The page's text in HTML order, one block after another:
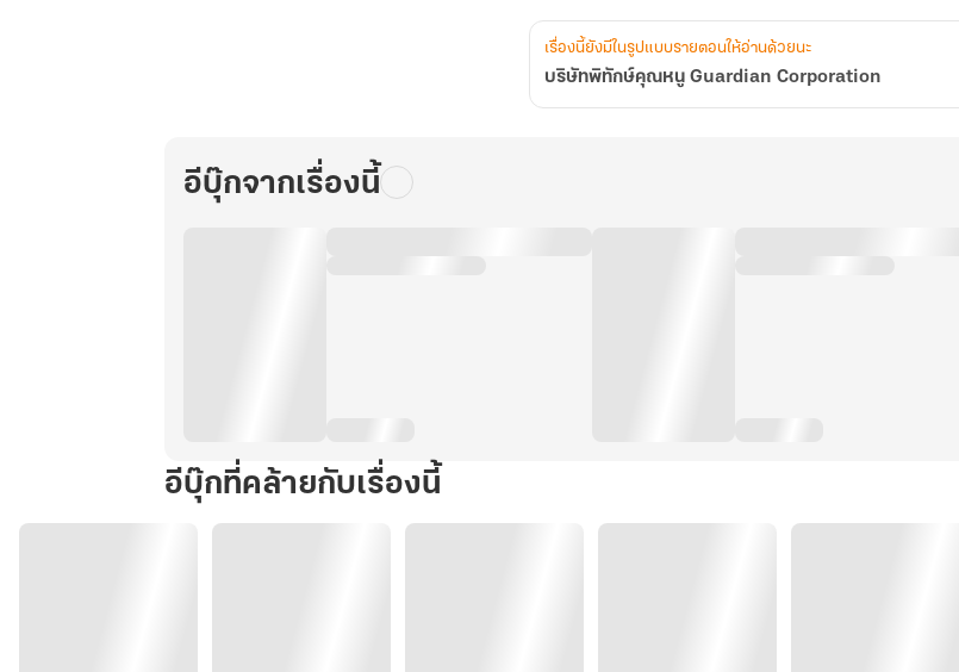
เรื่องนี้ยังมีในรูปแบบรายตอนให้อ่านด้วยนะ
บริษัทพิทักษ์คุณหนู Guardian Corporation
อีบุ๊กจากเรื่องนี้
อีบุ๊กที่คล้ายกับเรื่องนี้